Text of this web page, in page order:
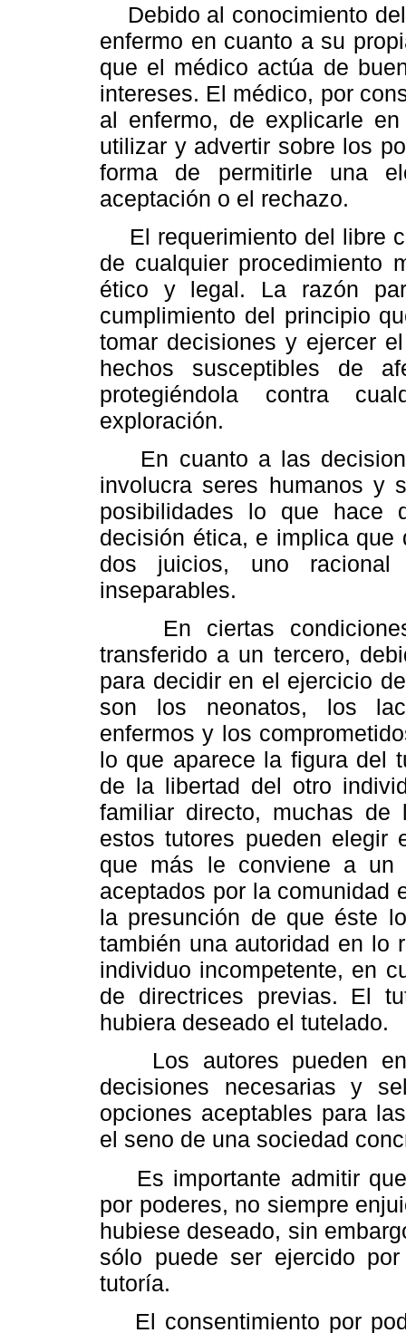
Debido al conocimiento
enfermo en cuanto a su
que el médico actúa de
intereses. El médico, por
al enfermo, de explicarle
utilizar y advertir sobre los
forma de permitirle una
aceptación o el rechazo.
El requerimiento del libre
de cualquier procedimiento
ético y legal. La razón
cumplimiento del principio
tomar decisiones y ejercer
hechos susceptibles de
protegiéndola contra
exploración.
En cuanto a las
involucra seres humanos y
posibilidades lo que hace
decisión ética, e implica que
dos juicios, uno
inseparables.
En ciertas condiciones,
transferido a un tercero,
para decidir en el ejercicio
son los neonatos, los
enfermos y los
lo que aparece la figura del
de la libertad del otro
familiar directo, muchas de
estos tutores pueden elegir
que más le conviene a un
aceptados por la comunidad
la presunción de que éste
también una autoridad en lo
individuo incompetente, en
de directrices previas. El
hubiera deseado el tutelado.
Los autores pueden en
decisiones necesarias y
opciones aceptables para
el seno de una sociedad
Es importante admitir que
por poderes, no siempre
hubiese deseado, sin
sólo puede ser ejercido
tutoría.
El consentimiento por